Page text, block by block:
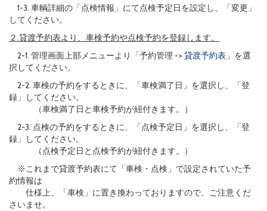
1-3. 車輌詳細の「点検情報」にて点検予定日を設定し、「変更」
してください。
２.貸渡予約表より、車検予約や点検予約を登録します。
2-1. 管理画面上部メニューより「予約管理 -> 貸渡予約表 」を選
択してください。
2-2. 車検の予約をするときに、「車検満了日」を選択し、「登
録」してください。
（車検満了日と車検予約が紐付きます。）
2-3. 点検の予約をするときに、「点検予定日」を選択し、「登
録」してください。
（点検予定日と点検予約が紐付きます。）
※これまで貸渡予約表にて「車検・点検」で設定されていた予
約情報は
仕様上、「車検」に置き換わっておりますので、ご注意くだ
さいませ。